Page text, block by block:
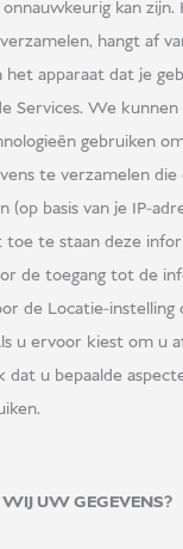
kan zijn.
hangt af
het apparaat dat je
Services. We kunnen
gebruiken
te verzamelen die
(op basis van je IP-
toe te staan deze
de toegang tot de
de Locatie-instelling
u ervoor kiest om u
u bepaalde
UW GEGEVENS?